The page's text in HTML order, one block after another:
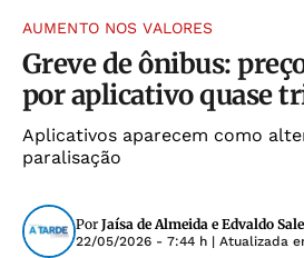
AUMENTO NOS VALORES
Greve de ônibus:
por aplicativo quase
Aplicativos aparecem como
paralisação
Por Jaísa de Almeida e Edvaldo
22/05/2026 - 7:44 h | Atualizada